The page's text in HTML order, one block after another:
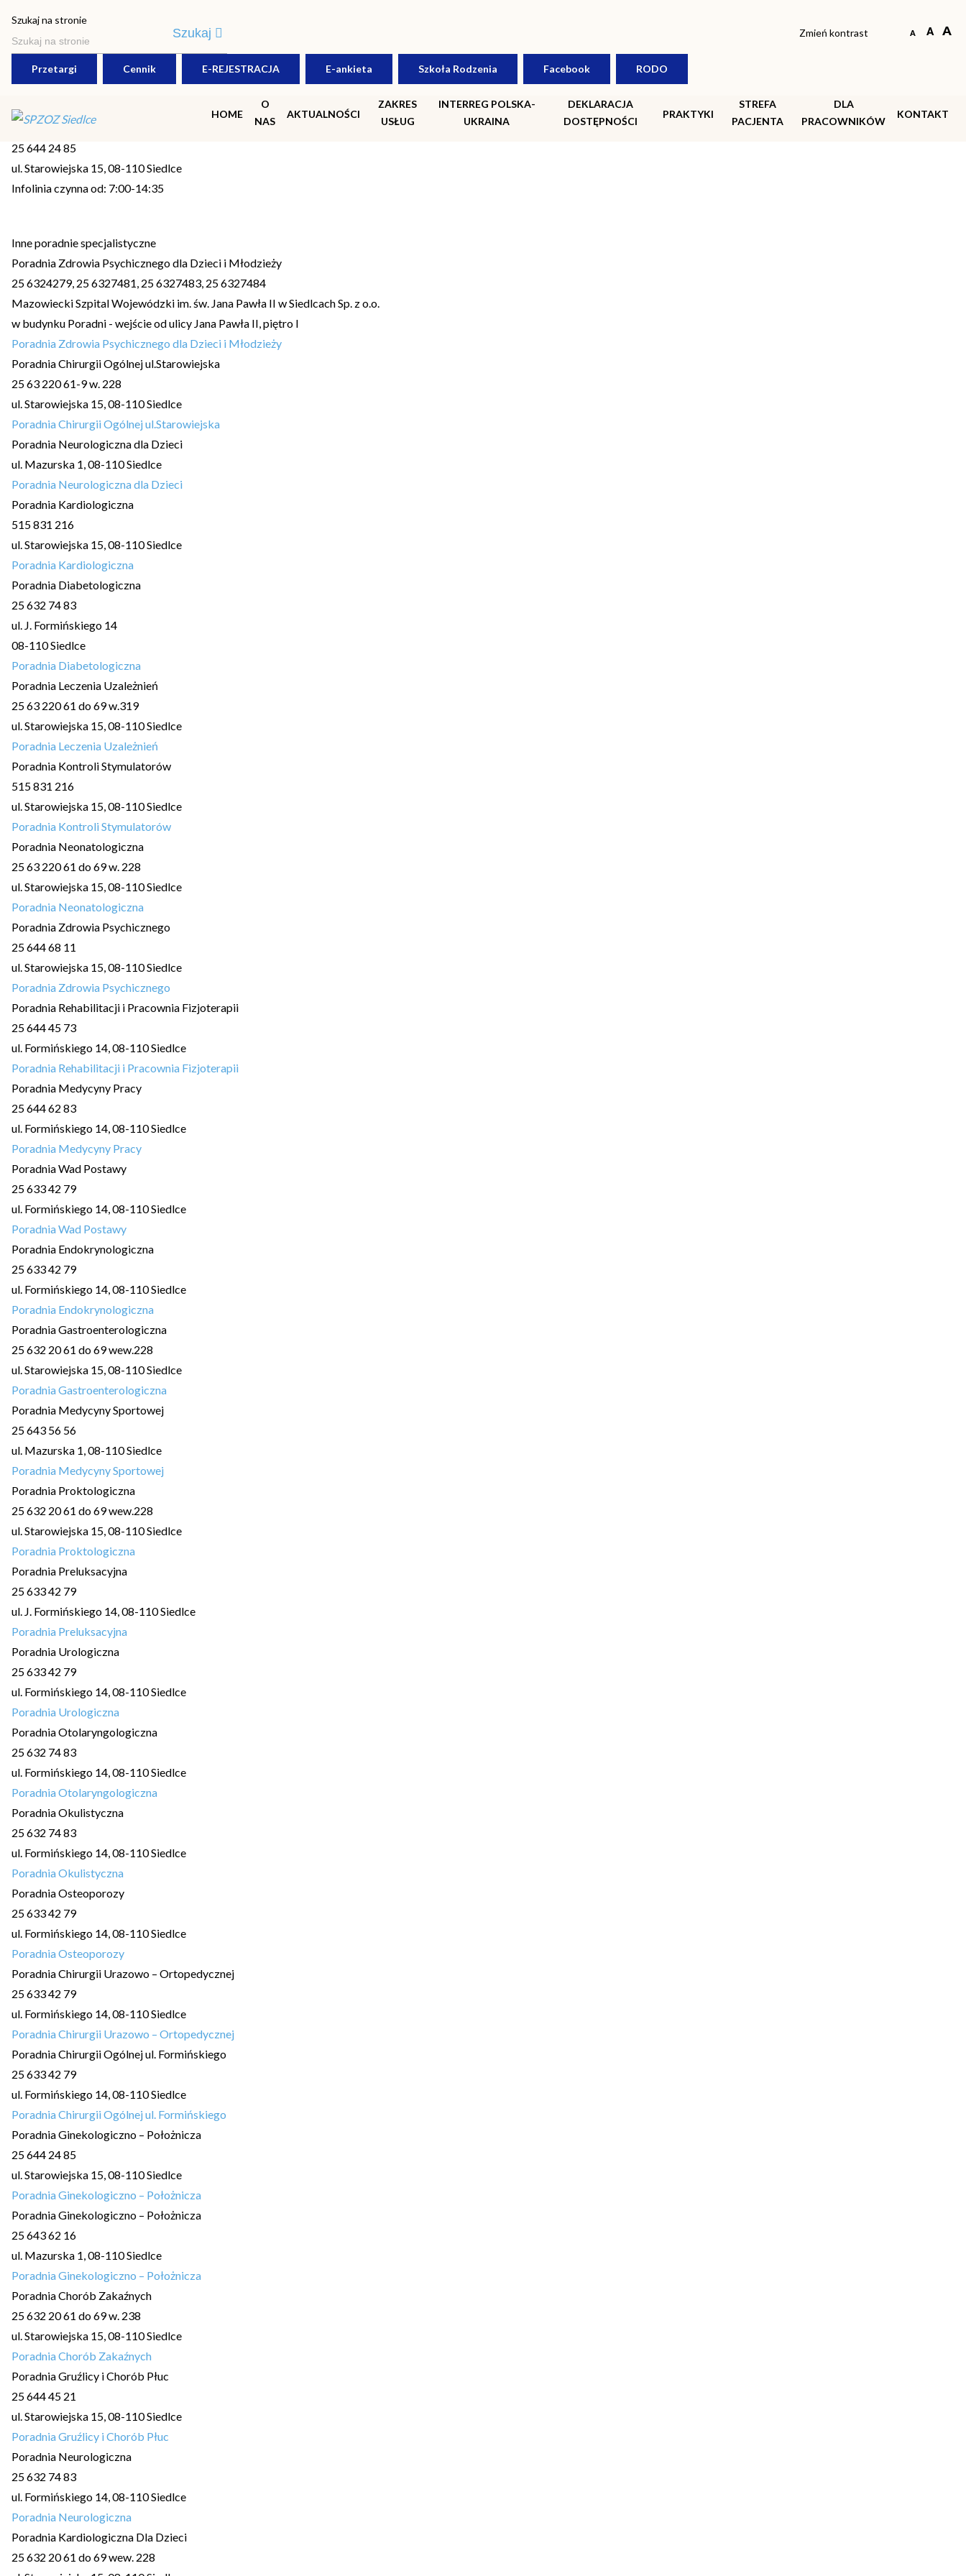
Szukaj na stronie
Szukaj Zmień kontrast
Przetargi Cennik E-REJESTRACJA E-ankieta Szkoła Rodzenia Facebook RODO
HOME
O
NAS
AKTUALNOŚCI
ZAKRES
USŁUG
INTERREG POLSKA-
UKRAINA
DEKLARACJA
DOSTĘPNOŚCI
PRAKTYKI
STREFA
PACJENTA
DLA
PRACOWNIKÓW
KONTAKT
Poradnie specjalistyczne
Poradnia Ginekologiczno – Położnicza
Poradnia Ginekologiczno – Położnicza
Telefony:
25 644 24 85
ul. Starowiejska 15, 08-110 Siedlce
Infolinia czynna od: 7:00-14:35
Inne poradnie specjalistyczne
Poradnia Zdrowia Psychicznego dla Dzieci i Młodzieży
25 6324279, 25 6327481, 25 6327483, 25 6327484
Mazowiecki Szpital Wojewódzki im. św. Jana Pawła II w Siedlcach Sp. z o.o.
w budynku Poradni - wejście od ulicy Jana Pawła II, piętro I
Poradnia Zdrowia Psychicznego dla Dzieci i Młodzieży
Poradnia Chirurgii Ogólnej ul.Starowiejska
25 63 220 61-9 w. 228
ul. Starowiejska 15, 08-110 Siedlce
Poradnia Chirurgii Ogólnej ul.Starowiejska
Poradnia Neurologiczna dla Dzieci
ul. Mazurska 1, 08-110 Siedlce
Poradnia Neurologiczna dla Dzieci
Poradnia Kardiologiczna
515 831 216
ul. Starowiejska 15, 08-110 Siedlce
Poradnia Kardiologiczna
Poradnia Diabetologiczna
25 632 74 83
ul. J. Formińskiego 14
08-110 Siedlce
Poradnia Diabetologiczna
Poradnia Leczenia Uzależnień
25 63 220 61 do 69 w.319
ul. Starowiejska 15, 08-110 Siedlce
Poradnia Leczenia Uzależnień
Poradnia Kontroli Stymulatorów
515 831 216
ul. Starowiejska 15, 08-110 Siedlce
Poradnia Kontroli Stymulatorów
Poradnia Neonatologiczna
25 63 220 61 do 69 w. 228
ul. Starowiejska 15, 08-110 Siedlce
Poradnia Neonatologiczna
Poradnia Zdrowia Psychicznego
25 644 68 11
ul. Starowiejska 15, 08-110 Siedlce
Poradnia Zdrowia Psychicznego
Poradnia Rehabilitacji i Pracownia Fizjoterapii
25 644 45 73
ul. Formińskiego 14, 08-110 Siedlce
Poradnia Rehabilitacji i Pracownia Fizjoterapii
Poradnia Medycyny Pracy
25 644 62 83
ul. Formińskiego 14, 08-110 Siedlce
Poradnia Medycyny Pracy
Poradnia Wad Postawy
25 633 42 79
ul. Formińskiego 14, 08-110 Siedlce
Poradnia Wad Postawy
Poradnia Endokrynologiczna
25 633 42 79
ul. Formińskiego 14, 08-110 Siedlce
Poradnia Endokrynologiczna
Poradnia Gastroenterologiczna
25 632 20 61 do 69 wew.228
ul. Starowiejska 15, 08-110 Siedlce
Poradnia Gastroenterologiczna
Poradnia Medycyny Sportowej
25 643 56 56
ul. Mazurska 1, 08-110 Siedlce
Poradnia Medycyny Sportowej
Poradnia Proktologiczna
25 632 20 61 do 69 wew.228
ul. Starowiejska 15, 08-110 Siedlce
Poradnia Proktologiczna
Poradnia Preluksacyjna
25 633 42 79
ul. J. Formińskiego 14, 08-110 Siedlce
Poradnia Preluksacyjna
Poradnia Urologiczna
25 633 42 79
ul. Formińskiego 14, 08-110 Siedlce
Poradnia Urologiczna
Poradnia Otolaryngologiczna
25 632 74 83
ul. Formińskiego 14, 08-110 Siedlce
Poradnia Otolaryngologiczna
Poradnia Okulistyczna
25 632 74 83
ul. Formińskiego 14, 08-110 Siedlce
Poradnia Okulistyczna
Poradnia Osteoporozy
25 633 42 79
ul. Formińskiego 14, 08-110 Siedlce
Poradnia Osteoporozy
Poradnia Chirurgii Urazowo – Ortopedycznej
25 633 42 79
ul. Formińskiego 14, 08-110 Siedlce
Poradnia Chirurgii Urazowo – Ortopedycznej
Poradnia Chirurgii Ogólnej ul. Formińskiego
25 633 42 79
ul. Formińskiego 14, 08-110 Siedlce
Poradnia Chirurgii Ogólnej ul. Formińskiego
Poradnia Ginekologiczno – Położnicza
25 644 24 85
ul. Starowiejska 15, 08-110 Siedlce
Poradnia Ginekologiczno – Położnicza
Poradnia Ginekologiczno – Położnicza
25 643 62 16
ul. Mazurska 1, 08-110 Siedlce
Poradnia Ginekologiczno – Położnicza
Poradnia Chorób Zakaźnych
25 632 20 61 do 69 w. 238
ul. Starowiejska 15, 08-110 Siedlce
Poradnia Chorób Zakaźnych
Poradnia Gruźlicy i Chorób Płuc
25 644 45 21
ul. Starowiejska 15, 08-110 Siedlce
Poradnia Gruźlicy i Chorób Płuc
Poradnia Neurologiczna
25 632 74 83
ul. Formińskiego 14, 08-110 Siedlce
Poradnia Neurologiczna
Poradnia Kardiologiczna Dla Dzieci
25 632 20 61 do 69 wew. 228